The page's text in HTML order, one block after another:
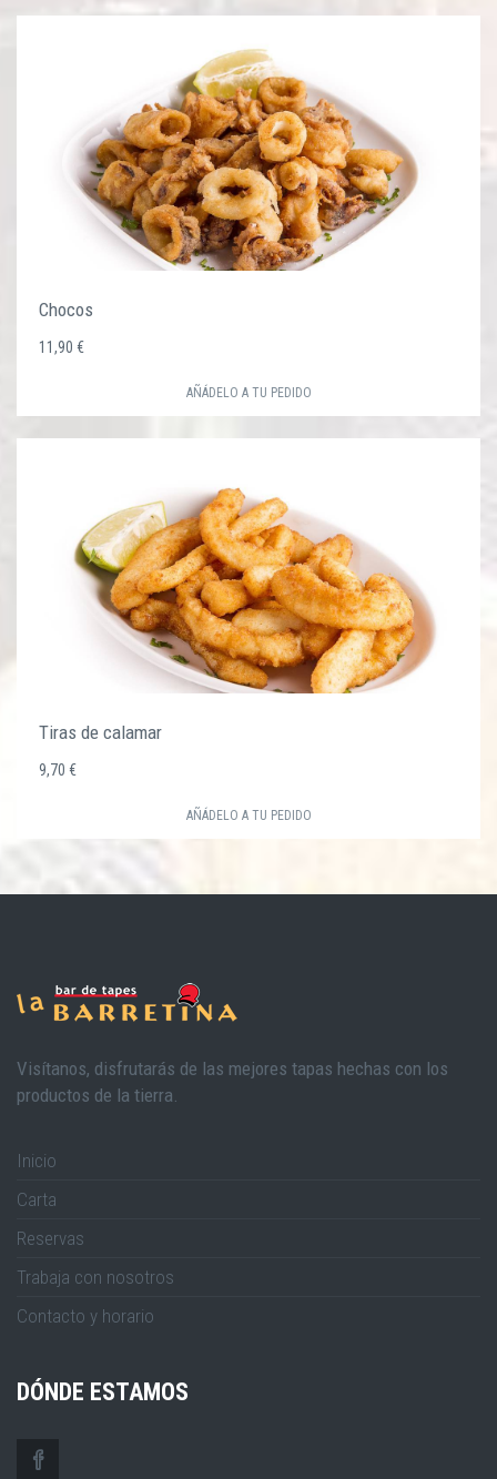
Chocos
11,90 €
AÑÁDELO A TU PEDIDO
Tiras de calamar
9,70 €
AÑÁDELO A TU PEDIDO
Visítanos, disfrutarás de las mejores tapas hechas con los
productos de la tierra.
Inicio
Carta
Reservas
Trabaja con nosotros
Contacto y horario
DÓNDE ESTAMOS